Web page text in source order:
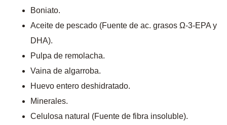
Boniato.
Aceite de pescado (Fuente de ac. grasos Ω-3-EPA y
DHA).
Pulpa de remolacha.
Vaina de algarroba.
Huevo entero deshidratado.
Minerales.
Celulosa natural (Fuente de fibra insoluble).